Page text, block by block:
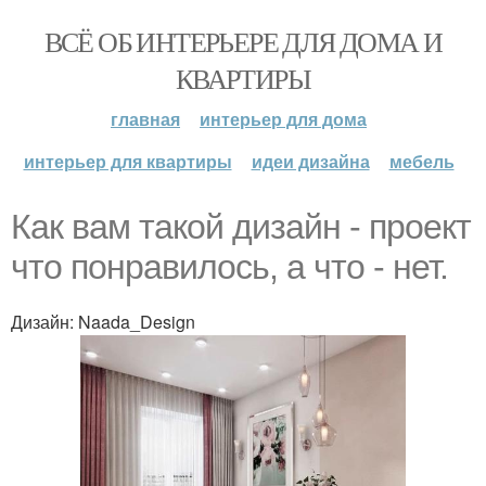
ВСЁ ОБ ИНТЕРЬЕРЕ ДЛЯ ДОМА И
КВАРТИРЫ
главная
интерьер для дома
интерьер для квартиры
идеи дизайна мебель
Как вам такой дизайн - проект
что понравилось, а что - нет.
Дизайн: Naada_Design